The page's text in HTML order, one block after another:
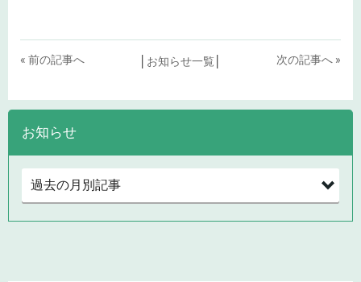
« 前の記事へ お知らせ一覧 次の記事へ »
お知らせ